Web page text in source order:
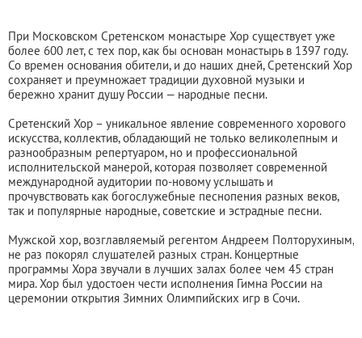
При Московском Сретенском монастыре Хор существует уже
более 600 лет, с тех пор, как бы основан монастырь в 1397 году.
Со времен основания обители, и до наших дней, Сретенский Хор
сохраняет и преумножает традиции духовной музыки и
бережно хранит душу России — народные песни.
Сретенский Хор – уникальное явление современного хорового
искусства, коллектив, обладающий не только великолепным и
разнообразным репертуаром, но и профессиональной
исполнительской манерой, которая позволяет современной
международной аудитории по-новому услышать и
прочувствовать как богослужебные песнопения разных веков,
так и популярные народные, советские и эстрадные песни.
Мужской хор, возглавляемый регентом Андреем Полторухиным,
не раз покорял слушателей разных стран. Концертные
программы Хора звучали в лучших залах более чем 45 стран
мира. Хор был удостоен чести исполнения Гимна России на
церемонии открытия Зимних Олимпийских игр в Сочи.